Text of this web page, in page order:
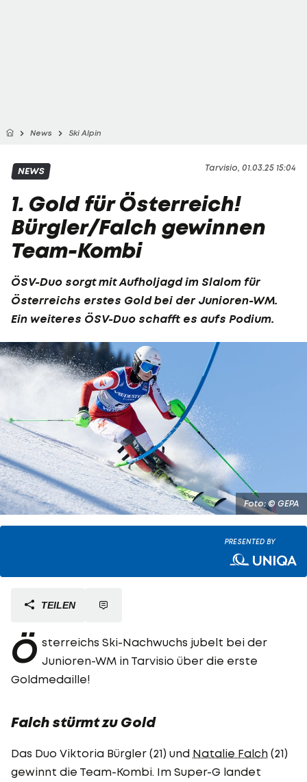
News Ski Alpin
Tarvisio, 01.03.25 15:04
NEWS
1. Gold für Österreich!
Bürgler/Falch gewinnen
Team-Kombi
ÖSV-Duo sorgt mit Aufholjagd im Slalom für
Österreichs erstes Gold bei der Junioren-WM.
Ein weiteres ÖSV-Duo schafft es aufs Podium.
Foto: © GEPA
PRESENTED BY
TEILEN
Ö sterreichs Ski-Nachwuchs jubelt bei der
Junioren-WM in Tarvisio über die erste
Goldmedaille!
Falch stürmt zu Gold
Das Duo Viktoria Bürgler (21) und Natalie Falch (21)
gewinnt die Team-Kombi. Im Super-G landet